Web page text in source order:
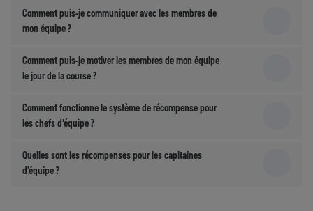
Comment puis-je communiquer avec les membres de
mon équipe ?
Comment puis-je motiver les membres de mon équipe
le jour de la course ?
Comment fonctionne le système de récompense pour
les chefs d'équipe ?
Quelles sont les récompenses pour les capitaines
d'équipe ?